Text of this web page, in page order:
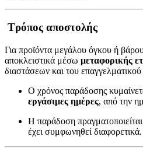
Τρόπος αποστολής
Για προϊόντα μεγάλου όγκου ή
αποκλειστικά μέσω μεταφορικής
διαστάσεων και του
Ο χρόνος παράδοσης
εργάσιμες ημέρες, από την
Η παράδοση πραγματοποιείται
έχει συμφωνηθεί διαφορετικά.